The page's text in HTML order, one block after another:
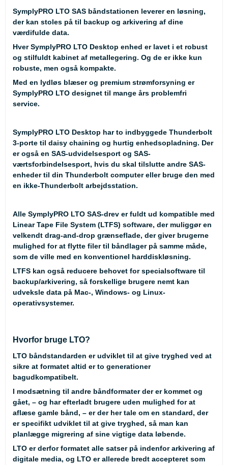
SymplyPRO LTO SAS båndstationen leverer en løsning,
der kan stoles på til backup og arkivering af dine
værdifulde data.
Hver SymplyPRO LTO Desktop enhed er lavet i et robust
og stilfuldt kabinet af metallegering. Og de er ikke kun
robuste, men også kompakte.
Med en lydløs blæser og premium strømforsyning er
SymplyPRO LTO designet til mange års problemfri
service.
SymplyPRO LTO Desktop har to indbyggede Thunderbolt
3-porte til daisy chaining og hurtig enhedsopladning. Der
er også en SAS-udvidelsesport og SAS-
værtsforbindelsesport, hvis du skal tilslutte andre SAS-
enheder til din Thunderbolt computer eller bruge den med
en ikke-Thunderbolt arbejdsstation.
Alle SymplyPRO LTO SAS-drev er fuldt ud kompatible med
Linear Tape File System (LTFS) software, der muliggør en
velkendt drag-and-drop grænseflade, der giver brugerne
mulighed for at flytte filer til båndlager på samme måde,
som de ville med en konventionel harddiskløsning.
LTFS kan også reducere behovet for specialsoftware til
backup/arkivering, så forskellige brugere nemt kan
udveksle data på Mac-, Windows- og Linux-
operativsystemer.
Hvorfor bruge LTO?
LTO båndstandarden er udviklet til at give tryghed ved at
sikre at formatet altid er to generationer
bagudkompatibelt.
I modsætning til andre båndformater der er kommet og
gået, – og har efterladt brugere uden mulighed for at
aflæse gamle bånd, – er der her tale om en standard, der
er specifikt udviklet til at give tryghed, så man kan
planlægge migrering af sine vigtige data løbende.
LTO er derfor formatet alle satser på indenfor arkivering af
digitale media, og LTO er allerede bredt accepteret som